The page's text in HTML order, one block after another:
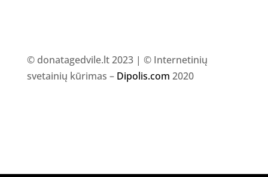
© donatagedvile.lt 2023 | © Internetinių
svetainių kūrimas – Dipolis.com 2020